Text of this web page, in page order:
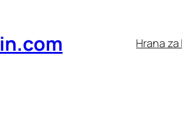
Hrana